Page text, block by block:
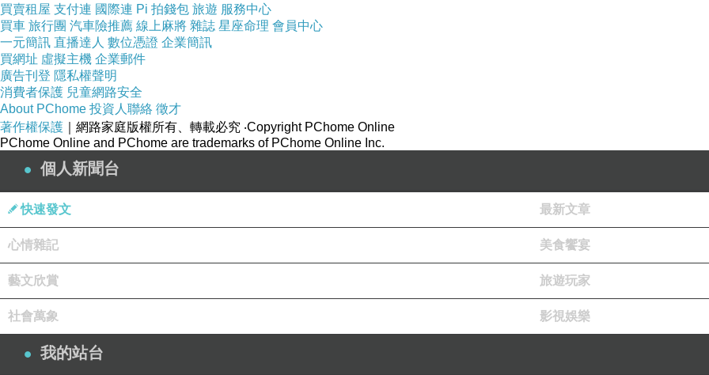
買賣租屋 支付連 國際連 Pi 拍錢包 旅遊 服務中心
買車 旅行團 汽車險推薦 線上麻將 雜誌 星座命理 會員中心
一元簡訊 直播達人 數位憑證 企業簡訊
買網址 虛擬主機 企業郵件
廣告刊登 隱私權聲明
消費者保護 兒童網路安全
About PChome 投資人聯絡 徵才
著作權保護 ｜網路家庭版權所有、轉載必究 ‧Copyright PChome Online
PChome Online and PChome are trademarks of PChome Online Inc.
個人新聞台
快速發文 最新文章
心情雜記 美食饗宴
藝文欣賞 旅遊玩家
社會萬象 影視娛樂
我的站台